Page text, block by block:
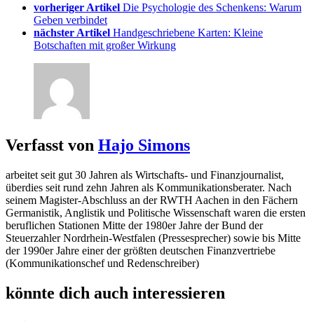
vorheriger Artikel Die Psychologie des Schenkens: Warum
Geben verbindet
nächster Artikel Handgeschriebene Karten: Kleine
Botschaften mit großer Wirkung
Verfasst von Hajo Simons
arbeitet seit gut 30 Jahren als Wirtschafts- und Finanzjournalist,
überdies seit rund zehn Jahren als Kommunikationsberater. Nach
seinem Magister-Abschluss an der RWTH Aachen in den Fächern
Germanistik, Anglistik und Politische Wissenschaft waren die ersten
beruflichen Stationen Mitte der 1980er Jahre der Bund der
Steuerzahler Nordrhein-Westfalen (Pressesprecher) sowie bis Mitte
der 1990er Jahre einer der größten deutschen Finanzvertriebe
(Kommunikationschef und Redenschreiber)
könnte dich auch interessieren